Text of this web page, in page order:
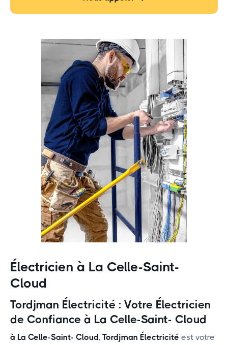
Électricien à La Celle-Saint-
Cloud
Tordjman Électricité : Votre Électricien
de Confiance à La Celle-Saint- Cloud
à La Celle-Saint- Cloud, Tordjman Électricité est votre